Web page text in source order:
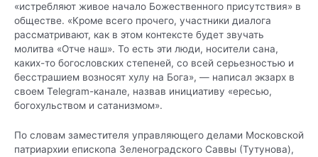
«истребляют живое начало Божественного присутствия» в
обществе. «Кроме всего прочего, участники диалога
рассматривают, как в этом контексте будет звучать
молитва «Отче наш». То есть эти люди, носители сана,
каких-то богословских степеней, со всей серьезностью и
бесстрашием возносят хулу на Бога», — написал экзарх в
своем Telegram-канале, назвав инициативу «ересью,
богохульством и сатанизмом».
По словам заместителя управляющего делами Московской
патриархии епископа Зеленоградского Саввы (Тутунова),